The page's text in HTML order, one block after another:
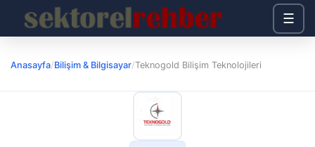
☰
Anasayfa/Bilişim & Bilgisayar/Teknogold Bilişim Teknolojileri